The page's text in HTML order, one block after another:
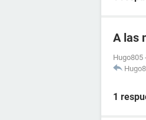
A las
Hugo805
1